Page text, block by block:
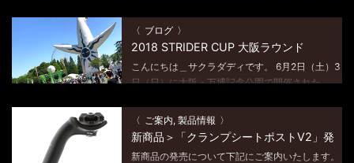
だいたカスタムダディさんをご紹介させていただ
きます。 大変嬉しいことに […]
ブログ
2018 STRIDER CUP 大阪ラウンド
こんにちは＿サクラダディです。 6月2日（土）3
日（日）に大阪・万博記念公園で開催された
ドライブで行ってきました〜 晴天の2 Days!! 今
年も会場には、たくさ […]
ご案内, 製品情報
新商品＞「クランプシートポストV2」発
売のご案内
新商品の発売について下記にご案内いたします。